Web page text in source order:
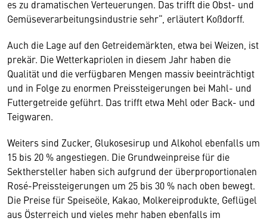
es zu dramatischen Verteuerungen. Das trifft die Obst- und
Gemüseverarbeitungsindustrie sehr“, erläutert Koßdorff.
Auch die Lage auf den Getreidemärkten, etwa bei Weizen, ist
prekär. Die Wetterkapriolen in diesem Jahr haben die
Qualität und die verfügbaren Mengen massiv beeinträchtigt
und in Folge zu enormen Preissteigerungen bei Mahl- und
Futtergetreide geführt. Das trifft etwa Mehl oder Back- und
Teigwaren.
Weiters sind Zucker, Glukosesirup und Alkohol ebenfalls um
15 bis 20 % angestiegen. Die Grundweinpreise für die
Sekthersteller haben sich aufgrund der überproportionalen
Rosé-Preissteigerungen um 25 bis 30 % nach oben bewegt.
Die Preise für Speiseöle, Kakao, Molkereiprodukte, Geflügel
aus Österreich und vieles mehr haben ebenfalls im